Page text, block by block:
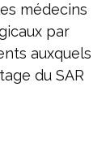
médecins
par
auxquels
du SAR